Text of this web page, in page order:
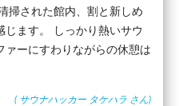
掃された館内、割と新しめ
ます。 しっかり熱いサウ
ァーにすわりながらの休憩は
( サウナハッカー タケハラ さん)